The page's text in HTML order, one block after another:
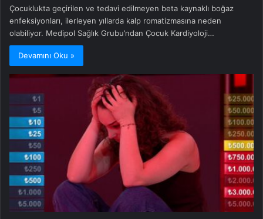
Çocuklukta geçirilen ve tedavi edilmeyen beta kaynaklı boğaz
enfeksiyonları, ilerleyen yıllarda kalp romatizmasına neden
olabiliyor. Medipol Sağlık Grubu’ndan Çocuk Kardiyoloji…
Devamını Oku »